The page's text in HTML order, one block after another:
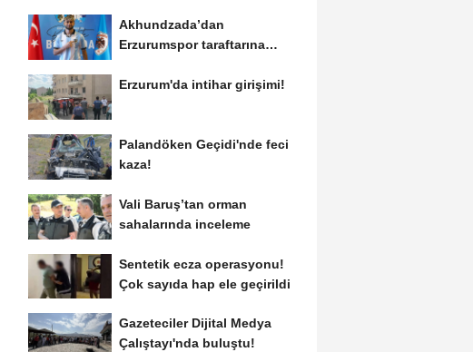
Akhundzada’dan
Erzurumspor taraftarına
Dadaşlar!"...
Erzurum'da intihar girişimi!
Palandöken Geçidi'nde feci
kaza!
Vali Baruş’tan orman
sahalarında inceleme
Sentetik ecza operasyonu!
Çok sayıda hap ele geçirildi
Gazeteciler Dijital Medya
Çalıştayı'nda buluştu!